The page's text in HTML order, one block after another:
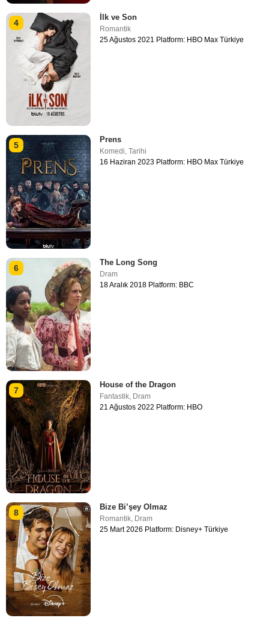
4
İlk ve Son
Romantik
25 Ağustos 2021 Platform: HBO Max Türkiye
5
Prens
Komedi,Tarihi
16 Haziran 2023 Platform: HBO Max Türkiye
6
The Long Song
Dram
18 Aralık 2018 Platform: BBC
7
House of the Dragon
Fantastik, Dram
21 Ağustos 2022 Platform: HBO
8
Bize Bi’şey Olmaz
Romantik, Dram
25 Mart 2026 Platform: Disney+ Türkiye